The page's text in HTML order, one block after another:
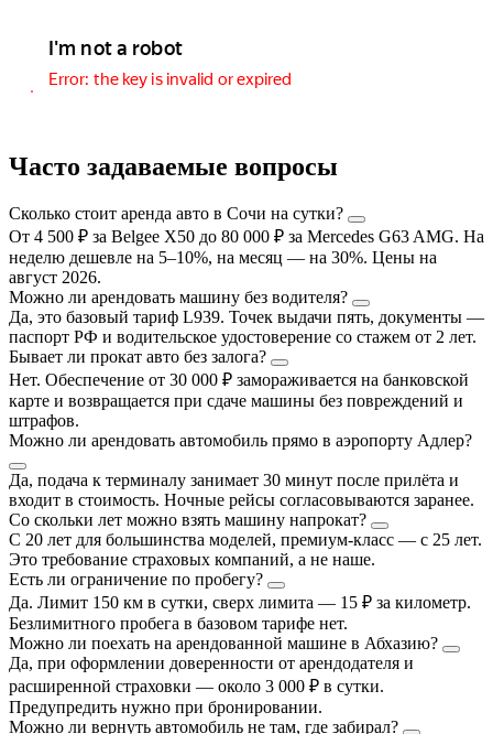
Часто задаваемые вопросы
Сколько стоит аренда авто в Сочи на сутки?
От 4 500 ₽ за Belgee X50 до 80 000 ₽ за Mercedes G63 AMG. На
неделю дешевле на 5–10%, на месяц — на 30%. Цены на
август 2026.
Можно ли арендовать машину без водителя?
Да, это базовый тариф L939. Точек выдачи пять, документы —
паспорт РФ и водительское удостоверение со стажем от 2 лет.
Бывает ли прокат авто без залога?
Нет. Обеспечение от 30 000 ₽ замораживается на банковской
карте и возвращается при сдаче машины без повреждений и
штрафов.
Можно ли арендовать автомобиль прямо в аэропорту Адлер?
Да, подача к терминалу занимает 30 минут после прилёта и
входит в стоимость. Ночные рейсы согласовываются заранее.
Со скольки лет можно взять машину напрокат?
С 20 лет для большинства моделей, премиум-класс — с 25 лет.
Это требование страховых компаний, а не наше.
Есть ли ограничение по пробегу?
Да. Лимит 150 км в сутки, сверх лимита — 15 ₽ за километр.
Безлимитного пробега в базовом тарифе нет.
Можно ли поехать на арендованной машине в Абхазию?
Да, при оформлении доверенности от арендодателя и
расширенной страховки — около 3 000 ₽ в сутки.
Предупредить нужно при бронировании.
Можно ли вернуть автомобиль не там, где забирал?